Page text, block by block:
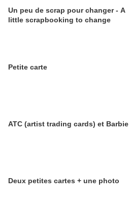
Un peu de scrap pour changer - A
little scrapbooking to change
Petite carte
ATC (artist trading cards) et Barbie
Deux petites cartes + une photo